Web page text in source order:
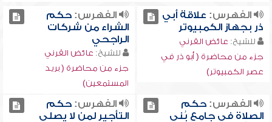
الفهرس: علاقة أبي
ذر بجهاز الكمبيوتر
للشيخ: عائض القرني
جزء من محاضرة ( أبو ذر في
عصر الكمبيوتر)
الفهرس:حكم
الشراء من شركات
الراجحي
للشيخ: عائض القرني
جزء من محاضرة ( بريد
المستمعين)
الفهرس:حكم
الصلاة في جامع بُني
الفهرس:حكم
التأجير لمن لا يصلي